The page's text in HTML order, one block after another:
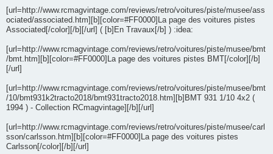
[url=http://www.rcmagvintage.com/reviews/retro/voitures/piste/musee/ass
ociated/associated.htm][b][color=#FF0000]La page des voitures pistes
Associated[/color][/b][/url] ( [b]En Travaux[/b] ) :idea:
[url=http://www.rcmagvintage.com/reviews/retro/voitures/piste/musee/bmt
/bmt.htm][b][color=#FF0000]La page des voitures pistes BMT[/color][/b]
[/url]
[url=http://www.rcmagvintage.com/reviews/retro/voitures/piste/musee/bmt
/10/bmt931k2tracto2018/bmt931tracto2018.htm][b]BMT 931 1/10 4x2 (
1994 ) - Collection RCmagvintage][/b][/url]
[url=http://www.rcmagvintage.com/reviews/retro/voitures/piste/musee/carl
sson/carlsson.htm][b][color=#FF0000]La page des voitures pistes
Carlsson[/color][/b][/url]